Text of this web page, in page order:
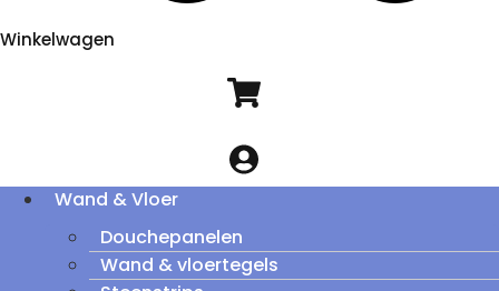
Winkelwagen
Wand & Vloer
Douchepanelen
Wand & vloertegels